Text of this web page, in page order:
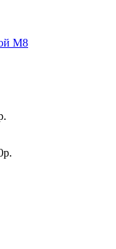
М8